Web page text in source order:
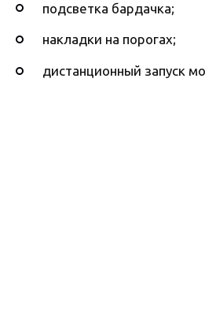
подсветка бардачка;
накладки на порогах;
дистанционный запуск